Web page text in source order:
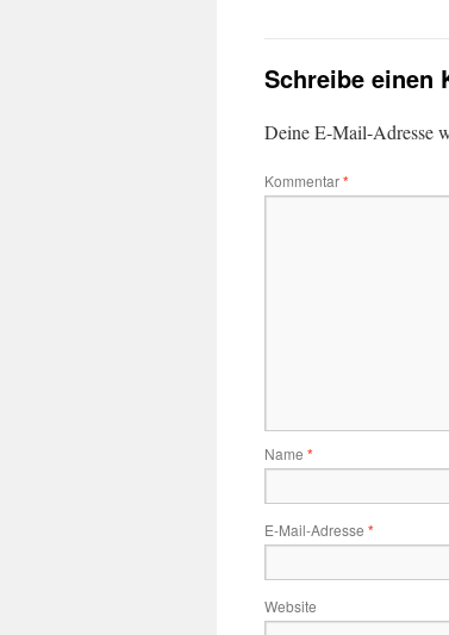
Schreibe einen
Deine E-Mail-Adresse
Kommentar*
Name *
E-Mail-Adresse *
Website